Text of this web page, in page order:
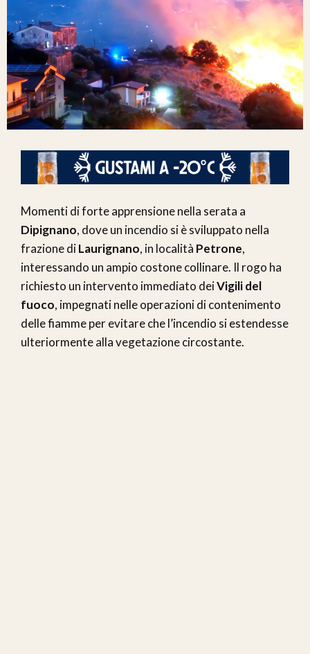
Momenti di forte apprensione nella serata a
Dipignano, dove un incendio si è sviluppato nella
frazione diLaurignano, in località Petrone,
interessando un ampio costone collinare. Il rogo ha
richiesto un intervento immediato deiVigili del
fuoco, impegnati nelle operazioni di contenimento
delle fiamme per evitare che l’incendio si estendesse
ulteriormente alla vegetazione circostante.